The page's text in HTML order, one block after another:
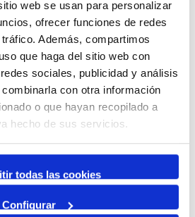
web se usan para personalizar
ofrecer funciones de redes
Además, compartimos
que haga del sitio web con
sociales, publicidad y análisis
con otra información
o que hayan recopilado a
hecho de sus servicios.
todas las cookies
Configurar
'Moll de Costa'